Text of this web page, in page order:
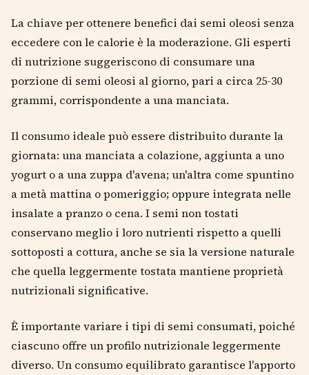
La chiave per ottenere benefici dai semi oleosi senza
eccedere con le calorie è la moderazione. Gli esperti
di nutrizione suggeriscono di consumare una
porzione di semi oleosi al giorno, pari a circa 25-30
grammi, corrispondente a una manciata.
Il consumo ideale può essere distribuito durante la
giornata: una manciata a colazione, aggiunta a uno
yogurt o a una zuppa d'avena; un'altra come spuntino
a metà mattina o pomeriggio; oppure integrata nelle
insalate a pranzo o cena. I semi non tostati
conservano meglio i loro nutrienti rispetto a quelli
sottoposti a cottura, anche se sia la versione naturale
che quella leggermente tostata mantiene proprietà
nutrizionali significative.
È importante variare i tipi di semi consumati, poiché
ciascuno offre un profilo nutrizionale leggermente
diverso. Un consumo equilibrato garantisce l'apporto